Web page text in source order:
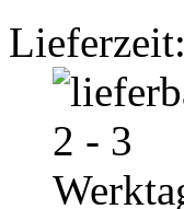
Lieferzeit: